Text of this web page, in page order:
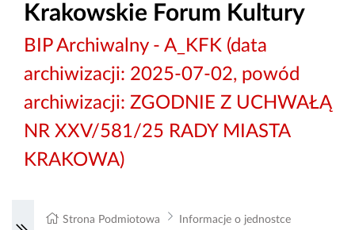
Krakowskie Forum Kultury
BIP Archiwalny - A_KFK (data
archiwizacji: 2025-07-02, powód
archiwizacji: ZGODNIE Z UCHWAŁĄ
NR XXV/581/25 RADY MIASTA
KRAKOWA)
Strona Podmiotowa
Informacje o jednostce